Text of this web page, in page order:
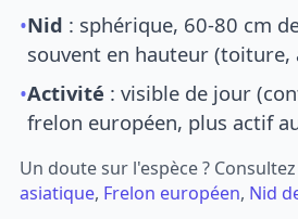
•Nid : sphérique, 60-80 cm
souvent en hauteur (toiture,
•Activité : visible de jour
frelon européen, plus actif
Un doute sur l'espèce ?
asiatique, Frelon européen, Nid